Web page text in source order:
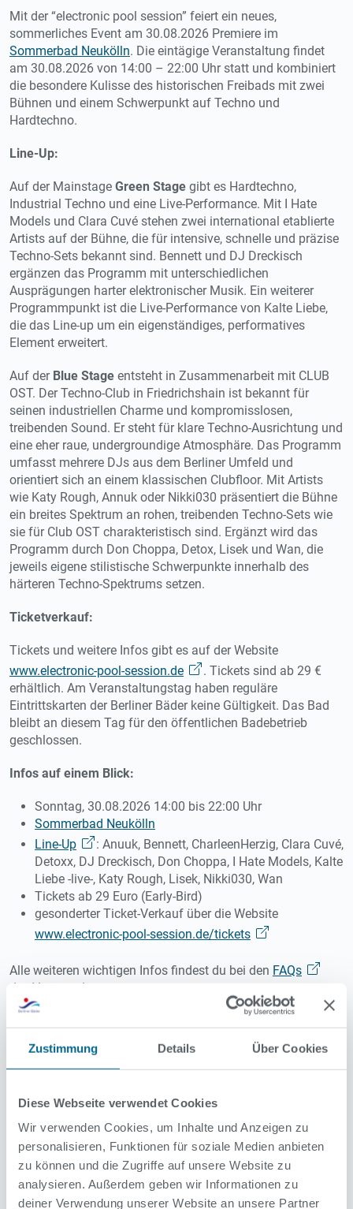
Zustimmung Details Über Cookies
Diese Webseite verwendet Cookies
Wir verwenden Cookies, um Inhalte und Anzeigen zu
personalisieren, Funktionen für soziale Medien anbieten
zu können und die Zugriffe auf unsere Website zu
analysieren. Außerdem geben wir Informationen zu
deiner Verwendung unserer Website an unsere Partner
Mit der “electronic pool session” feiert ein neues,
sommerliches Event am 30.08.2026 Premiere im
Sommerbad Neukölln. Die eintägige Veranstaltung findet
am 30.08.2026 von 14:00 – 22:00 Uhr statt und kombiniert
die besondere Kulisse des historischen Freibads mit zwei
Bühnen und einem Schwerpunkt auf Techno und
Hardtechno.
Line-Up:
Auf der Mainstage Green Stage gibt es Hardtechno,
Industrial Techno und eine Live-Performance. Mit I Hate
Models und Clara Cuvé stehen zwei international etablierte
Artists auf der Bühne, die für intensive, schnelle und präzise
Techno-Sets bekannt sind. Bennett und DJ Dreckisch
ergänzen das Programm mit unterschiedlichen
Ausprägungen harter elektronischer Musik. Ein weiterer
Programmpunkt ist die Live-Performance von Kalte Liebe,
die das Line-up um ein eigenständiges, performatives
Element erweitert.
Auf der Blue Stage entsteht in Zusammenarbeit mit CLUB
OST. Der Techno-Club in Friedrichshain ist bekannt für
seinen industriellen Charme und kompromisslosen,
treibenden Sound. Er steht für klare Techno-Ausrichtung und
eine eher raue, undergroundige Atmosphäre. Das Programm
umfasst mehrere DJs aus dem Berliner Umfeld und
orientiert sich an einem klassischen Clubfloor. Mit Artists
wie Katy Rough, Annuk oder Nikki030 präsentiert die Bühne
ein breites Spektrum an rohen, treibenden Techno-Sets wie
sie für Club OST charakteristisch sind. Ergänzt wird das
Programm durch Don Choppa, Detox, Lisek und Wan, die
jeweils eigene stilistische Schwerpunkte innerhalb des
härteren Techno-Spektrums setzen.
Ticketverkauf:
Tickets und weitere Infos gibt es auf der Website
www.electronic-pool-session.de
. Tickets sind ab 29 €
erhältlich. Am Veranstaltungstag haben reguläre
Eintrittskarten der Berliner Bäder keine Gültigkeit. Das Bad
bleibt an diesem Tag für den öffentlichen Badebetrieb
geschlossen.
Infos auf einem Blick:
Sonntag, 30.08.2026 14:00 bis 22:00 Uhr
Sommerbad Neukölln
Line-Up
: Anuuk, Bennett, CharleenHerzig, Clara Cuvé,
Detoxx, DJ Dreckisch, Don Choppa, I Hate Models, Kalte
Liebe -live-, Katy Rough, Lisek, Nikki030, Wan
Tickets ab 29 Euro (Early-Bird)
gesonderter Ticket-Verkauf über die Website
www.electronic-pool-session.de/tickets
Alle weiteren wichtigen Infos findest du bei den FAQs
des Veranstalters.
Die Veranstaltung wird in enger Zusammenarbeit mit den
Berliner Bäder-Betrieben und der Veranstaltungsfirma
geplant und umgesetzt. Der Veranstalter I-Motion ist ein
etablierter Festival- und Eventveranstalter, spezialisiert auf
elektronische Musik. Das Unternehmen steht hinter
Großevents wie NATURE ONE oder MAYDAY und zählt zu
den prägenden Akteuren der deutschen Rave- und
Festivalkultur.